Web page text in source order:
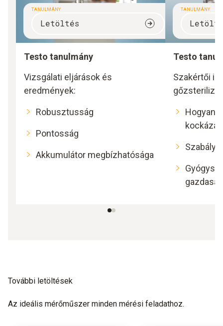
TANULMÁNY
Letöltés
Testo tanulmány
Vizsgálati eljárások és
eredmények:
Robusztusság
Pontosság
Akkumulátor megbízhatósága
TANULMÁNY
Testo
Szakértői
Hogyan
További letöltések
Az ideális mérőműszer minden mérési feladathoz.